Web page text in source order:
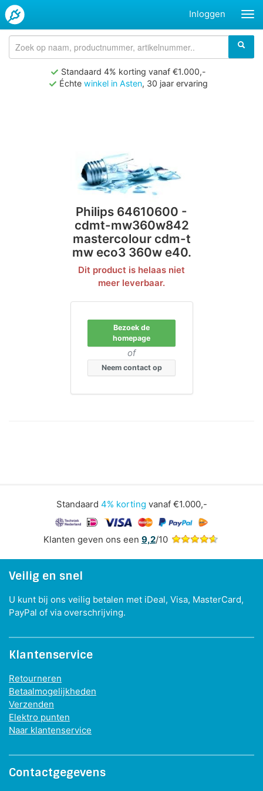
Inloggen
Standaard 4% korting vanaf €1.000,-
Échte winkel in Asten, 30 jaar ervaring
Philips 64610600 -
cdmt-mw360w842
mastercolour cdm-t
mw eco3 360w e40.
Dit product is helaas niet
meer leverbaar.
Bezoek de
homepage
of
Neem contact op
Standaard 4% korting vanaf €1.000,-
Klanten geven ons een 9,2/10
Veilig en snel
U kunt bij ons veilig betalen met iDeal, Visa, MasterCard,
PayPal of via overschrijving.
Klantenservice
Retourneren
Betaalmogelijkheden
Verzenden
Elektro punten
Naar klantenservice
Contactgegevens